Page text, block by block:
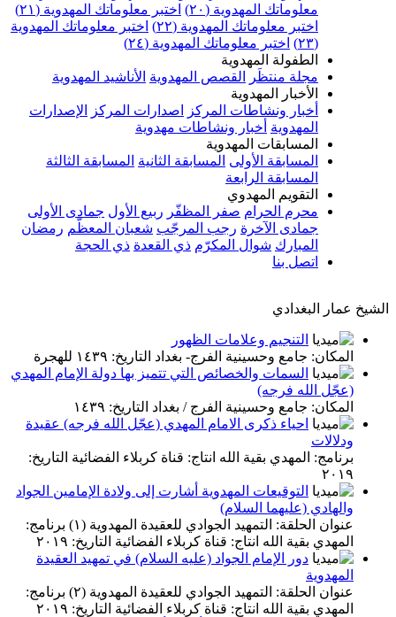
معلوماتك المهدوية (٢٠)
اختبر معلوماتك المهدوية (٢١)
اختبر معلوماتك المهدوية (٢٢)
اختبر معلوماتك المهدوية
(٢٣)
اختبر معلوماتك المهدوية (٢٤)
الطفولة المهدوية
مجلة منتظَر
القصص المهدوية الأناشيد المهدوية
الأخبار المهدوية
أخبار ونشاطات المركز
اصدارات المركز
الإصدارات
المهدوية أخبار ونشاطات مهدوية
المسابقات المهدوية
المسابقة الأولى المسابقة الثانية المسابقة الثالثة
المسابقة الرابعة
التقويم المهدوي
محرم الحرام صفر المظفّر ربيع الأول جمادى الأولى
جمادى الآخرة رجب المرجّب شعبان المعظّم رمضان
المبارك شوال المكرّم ذي القعدة ذي الحجة
اتصل بنا
الشيخ عمار البغدادي
التنجيم وعلامات الظهور
المكان: جامع وحسينية الفرج- بغداد التاريخ: ١٤٣٩ للهجرة
السمات والخصائص التي تتميز بها دولة الإمام المهدي
(عجّل الله فرجه)
المكان: جامع وحسينية الفرج / بغداد التاريخ: ١٤٣٩
احياء ذكرى الامام المهدي (عجّل الله فرجه) عقيدة
ودلالات
برنامج: المهدي بقية الله انتاج: قناة كربلاء الفضائية التاريخ:
٢٠١٩
التوقيعات المهدوية أشارت إلى ولادة الإمامين الجواد
والهادي (عليهما السلام)
عنوان الحلقة: التمهيد الجوادي للعقيدة المهدوية (١) برنامج:
المهدي بقية الله انتاج: قناة كربلاء الفضائية التاريخ: ٢٠١٩
دور الإمام الجواد (عليه السلام) في تمهيد العقيدة
المهدوية
عنوان الحلقة: التمهيد الجوادي للعقيدة المهدوية (٢) برنامج:
المهدي بقية الله انتاج: قناة كربلاء الفضائية التاريخ: ٢٠١٩